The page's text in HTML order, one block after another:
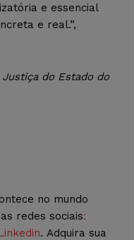
e essencial
e real.”,
do Estado do
no mundo
redes sociais:
Linkedin. Adquira sua